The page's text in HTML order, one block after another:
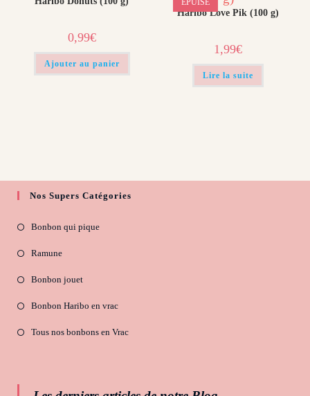
0,99€
Ajouter au panier
ÉPUISÉ
Haribo Love Pik (100 g)
1,99€
Lire la suite
Nos Supers Catégories
Bonbon qui pique
Ramune
Bonbon jouet
Bonbon Haribo en vrac
Tous nos bonbons en Vrac